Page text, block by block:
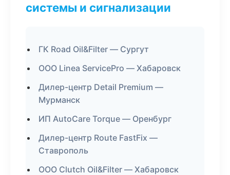
системы и сигнализации
ГК Road Oil&Filter — Сургут
ООО Linea ServicePro — Хабаровск
Дилер-центр Detail Premium —
Мурманск
ИП AutoCare Torque — Оренбург
Дилер-центр Route FastFix —
Ставрополь
ООО Clutch Oil&Filter — Хабаровск